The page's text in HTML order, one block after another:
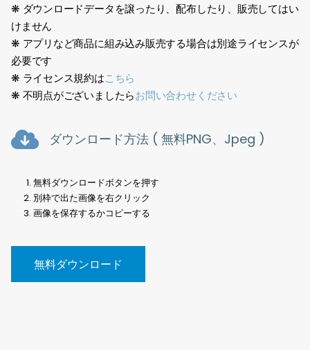
❋ ダウンロードデータを譲ったり、配布したり、販売してはい
けません
❋ アプリなど商品に組み込み販売する場合は別途ライセンスが
必要です
❋ ライセンス規約はこちら
❋ 不明点がございましたらお問い合わせください
ダウンロード方法 ( 無料PNG、Jpeg )
無料ダウンロードボタンを押す
別枠で出た画像を右クリック
画像を保存するかコピーする
無料ダウンロード